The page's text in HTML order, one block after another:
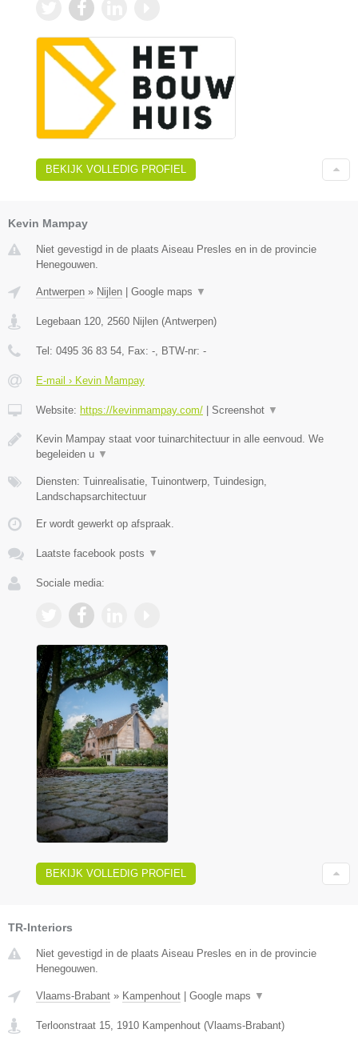
BEKIJK VOLLEDIG PROFIEL
Kevin Mampay
Niet gevestigd in de plaats Aiseau Presles en in de provincie
Henegouwen.
Antwerpen » Nijlen | Google maps ▼
Legebaan 120 2560 Nijlen (Antwerpen)
Tel: 0495 36 83 54 , Fax: - , BTW-nr: -
E-mail › Kevin Mampay
Website: https://kevinmampay.com/ | Screenshot ▼
Kevin Mampay staat voor tuinarchitectuur in alle eenvoud. We
begeleiden u ▼
Diensten: Tuinrealisatie, Tuinontwerp, Tuindesign,
Landschapsarchitectuur
Er wordt gewerkt op afspraak.
Laatste facebook posts ▼
Sociale media:
BEKIJK VOLLEDIG PROFIEL
TR-Interiors
Niet gevestigd in de plaats Aiseau Presles en in de provincie
Henegouwen.
Vlaams-Brabant » Kampenhout | Google maps ▼
Terloonstraat 15 1910 Kampenhout (Vlaams-Brabant)